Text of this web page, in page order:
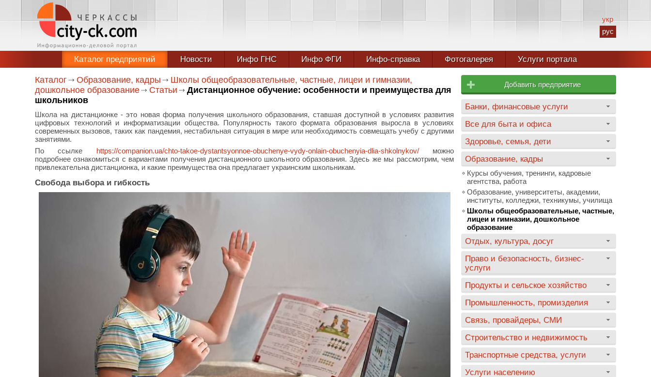
укр
рус
Каталог предприятий Новости Инфо ГНС Инфо ФГИ Инфо-справка Фотогалерея Услуги портала
Каталог Образование, кадры
Школы общеобразовательные, частные, лицеи и гимназии,
дошкольное образование
Статьи
Дистанционное обучение: особенности и преимущества для
школьников
Школа на дистанционке - это новая форма получения школьного образования, ставшая доступной в условиях развития
цифровых технологий и информатизации общества. Популярность такого формата образования выросла в условиях
современных вызовов, таких как пандемия, нестабильная ситуация в мире или необходимость совмещать учебу с другими
занятиями.
По ссылке https://companion.ua/chto-takoe-dystantsyonnoe-obuchenye-vydy-onlain-obuchenyia-dlia-shkolnykov/можно
подробнее ознакомиться с вариантами получения дистанционного школьного образования. Здесь же мы рассмотрим, чем
привлекательна дистанционка, и какие преимущества она предлагает украинским школьникам.
Свобода выбора и гибкость
Добавить предприятие
Банки, финансовые услуги
Все для быта и офиса
Здоровье, семья, дети
Образование, кадры
Курсы обучения, тренинги, кадровые
агентства, работа
Образование, университеты, академии,
институты, колледжи, техникумы, училища
Школы общеобразовательные, частные,
лицеи и гимназии, дошкольное
образование
Отдых, культура, досуг
Право и безопасность, бизнес-
услуги
Продукты и сельское хозяйство
Промышленность, промизделия
Связь, провайдеры, СМИ
Строительство и недвижимость
Транспортные средства, услуги
Услуги населению